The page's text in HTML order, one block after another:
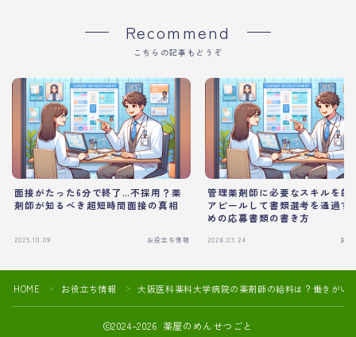
Recommend
こちらの記事もどうぞ
面接がたった6分で終了…不採用？薬
剤師が知るべき超短時間面接の真相
2025.10.09 お役立ち情報
管理薬剤師に必要なスキルを的
アピールして書類選考を通過す
めの応募書類の書き方
2026.03.24 お
HOME ＞ お役立ち情報 ＞ 大阪医科薬科大学病院の薬剤師の給料は？働きがい
2024–2026 薬屋のめんせつごと